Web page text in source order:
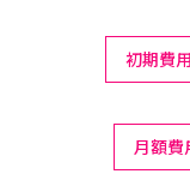
初期費用
月額費